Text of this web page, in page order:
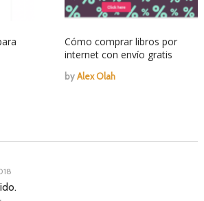
Cómo comprar libros por
internet con envío gratis
byAlex Olah